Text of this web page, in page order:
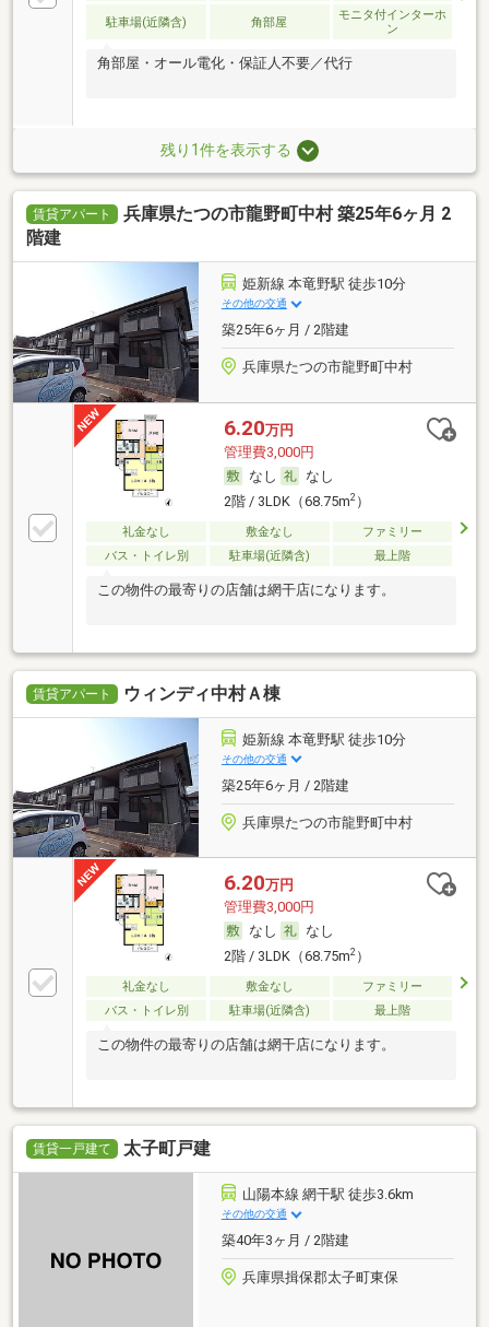
駐車場(近隣含) 角部屋
モニタ付インターホ
ン
角部屋・オール電化・保証人不要／代行
残り1件を表示する
賃貸アパート
兵庫県たつの市龍野町中村 築25年6ヶ月 2
階建
姫新線 本竜野駅 徒歩10分
その他の交通
築25年6ヶ月 / 2階建
兵庫県たつの市龍野町中村
6.20万円
管理費3,000円
なし
なし
2階 / 3LDK（68.75m2）
礼金なし 敷金なし
ファミリー
バス・トイレ別
駐車場(近隣含) 最上階
この物件の最寄りの店舗は網干店になります。
賃貸アパート ウィンディ中村Ａ棟
姫新線 本竜野駅 徒歩10分
その他の交通
築25年6ヶ月 / 2階建
兵庫県たつの市龍野町中村
6.20万円
管理費3,000円
なし
なし
2階 / 3LDK（68.75m2）
礼金なし 敷金なし
ファミリー
バス・トイレ別
駐車場(近隣含) 最上階
この物件の最寄りの店舗は網干店になります。
賃貸一戸建て 太子町戸建
山陽本線 網干駅 徒歩3.6km
その他の交通
築40年3ヶ月 / 2階建
兵庫県揖保郡太子町東保